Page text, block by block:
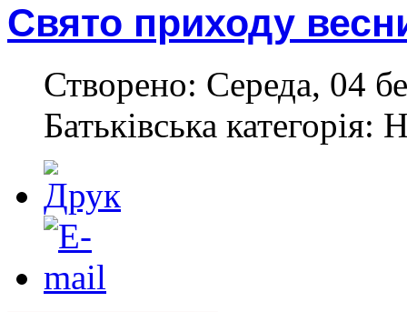
Свято приходу
Створено: Середа, 04
Батьківська категорія: